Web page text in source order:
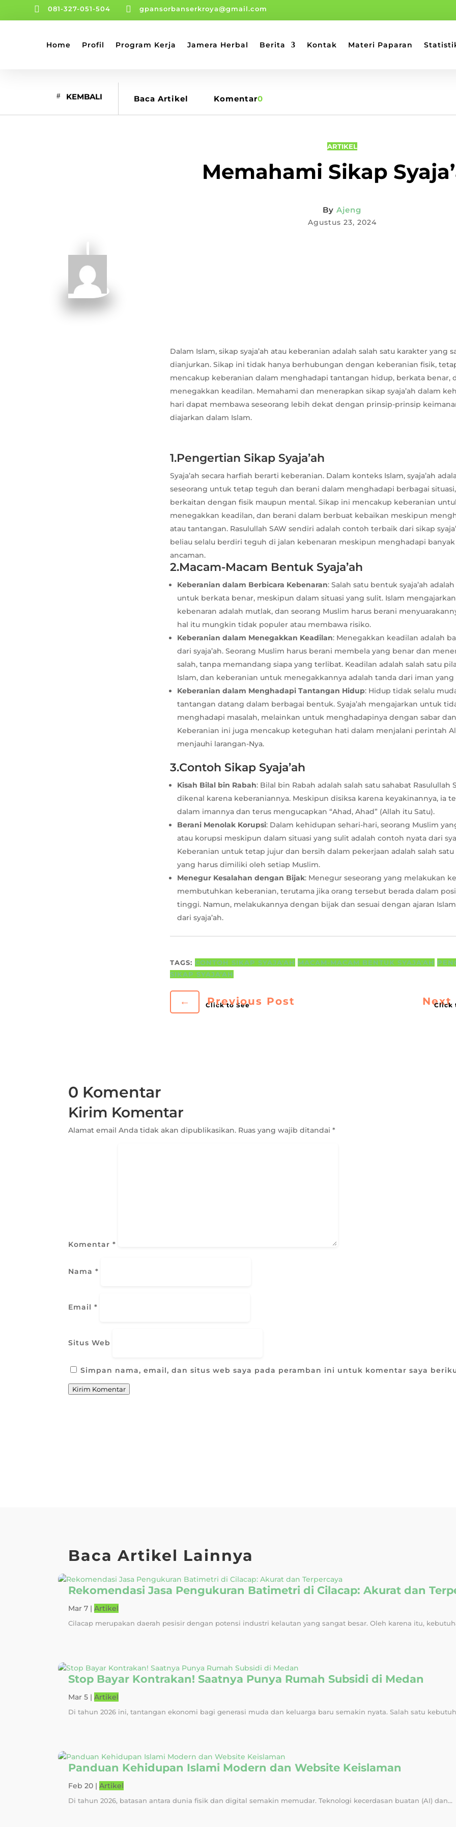
 081-327-051-504  gpansorbanserkroya@gmail.com
Home Profil Program Kerja Jamera Herbal Berita Kontak Materi Paparan
KEMBALI Baca Artikel Komentar0
ARTIKEL
Memahami Sikap
By Ajeng
Agustus 23, 2024
Dalam Islam, sikap syaja’ah atau keberanian adalah salah satu karakter yang
dianjurkan. Sikap ini tidak hanya berhubungan dengan keberanian fisik,
mencakup keberanian dalam menghadapi tantangan hidup, berkata benar,
menegakkan keadilan. Memahami dan menerapkan sikap syaja’ah dalam
hari dapat membawa seseorang lebih dekat dengan prinsip-prinsip
diajarkan dalam Islam.
1.Pengertian Sikap Syaja’ah
Syaja’ah secara harfiah berarti keberanian. Dalam konteks Islam, syaja’ah
seseorang untuk tetap teguh dan berani dalam menghadapi berbagai
berkaitan dengan fisik maupun mental. Sikap ini mencakup keberanian
menegakkan keadilan, dan berani dalam berbuat kebaikan meskipun
atau tantangan. Rasulullah SAW sendiri adalah contoh terbaik dari sikap
beliau selalu berdiri teguh di jalan kebenaran meskipun menghadapi
ancaman.
2.Macam-Macam Bentuk Syaja’ah
Keberanian dalam Berbicara Kebenaran: Salah satu bentuk syaja’ah
untuk berkata benar, meskipun dalam situasi yang sulit. Islam
kebenaran adalah mutlak, dan seorang Muslim harus berani
hal itu mungkin tidak populer atau membawa risiko.
Keberanian dalam Menegakkan Keadilan: Menegakkan keadilan adalah
dari syaja’ah. Seorang Muslim harus berani membela yang benar dan
salah, tanpa memandang siapa yang terlibat. Keadilan adalah salah satu
Islam, dan keberanian untuk menegakkannya adalah tanda dari iman yang
Keberanian dalam Menghadapi Tantangan Hidup: Hidup tidak selalu
tantangan datang dalam berbagai bentuk. Syaja’ah mengajarkan untuk
menghadapi masalah, melainkan untuk menghadapinya dengan sabar
Keberanian ini juga mencakup keteguhan hati dalam menjalani perintah
menjauhi larangan-Nya.
3.Contoh Sikap Syaja’ah
Kisah Bilal bin Rabah: Bilal bin Rabah adalah salah satu sahabat Rasulullah
dikenal karena keberaniannya. Meskipun disiksa karena keyakinannya, ia
dalam imannya dan terus mengucapkan “Ahad, Ahad” (Allah itu Satu).
Berani Menolak Korupsi: Dalam kehidupan sehari-hari, seorang Muslim
atau korupsi meskipun dalam situasi yang sulit adalah contoh nyata dari
Keberanian untuk tetap jujur dan bersih dalam pekerjaan adalah salah satu
yang harus dimiliki oleh setiap Muslim.
Menegur Kesalahan dengan Bijak: Menegur seseorang yang melakukan
membutuhkan keberanian, terutama jika orang tersebut berada dalam
tinggi. Namun, melakukannya dengan bijak dan sesuai dengan ajaran
dari syaja’ah.
TAGS:CONTOH SIKAP SYAJA'AH MACAM-MACAM BENTUK SYAJA'AH
SIKAP SYAJA'AH
← Previous Post Next
0 Komentar
Kirim Komentar
Alamat email Anda tidak akan dipublikasikan. Ruas yang wajib ditandai*
Komentar*
Nama*
Email*
Situs Web
Simpan nama, email, dan situs web saya pada peramban ini untuk komentar saya
Kirim Komentar
Baca Artikel Lainnya
Rekomendasi Jasa Pengukuran Batimetri di Cilacap: Akurat dan
Mar 7 |Artikel
Cilacap merupakan daerah pesisir dengan potensi industri kelautan yang sangat besar. Oleh karena itu,
Stop Bayar Kontrakan! Saatnya Punya Rumah Subsidi di Medan
Mar 5 |Artikel
Di tahun 2026 ini, tantangan ekonomi bagi generasi muda dan keluarga baru semakin nyata. Salah satu
Panduan Kehidupan Islami Modern dan Website Keislaman
Feb 20 |Artikel
Di tahun 2026, batasan antara dunia fisik dan digital semakin memudar. Teknologi kecerdasan buatan (AI) dan...